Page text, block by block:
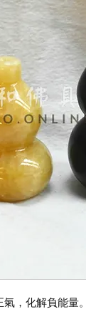
，化解負能量。